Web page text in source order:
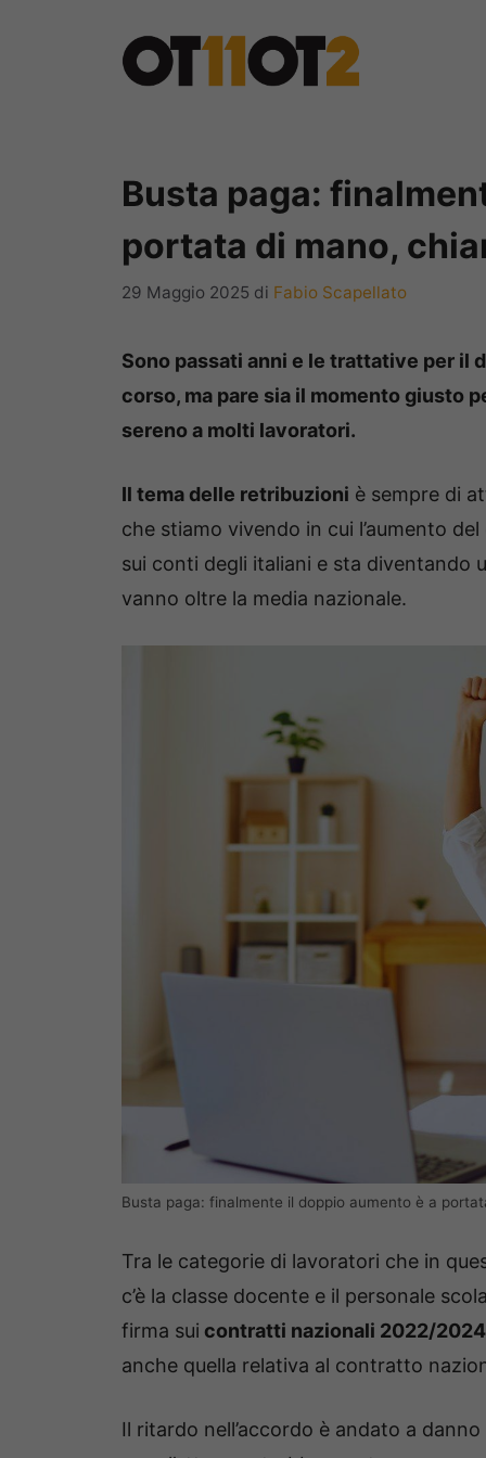
Busta paga:
portata di mano,
29 Maggio 2025 di Fabio Scapellato
Sono passati anni e le trattative per il
corso, ma pare sia il momento giusto
sereno a molti lavoratori.
Il tema delle retribuzioni è sempre di
che stiamo vivendo in cui l’aumento
sui conti degli italiani e sta diventando
vanno oltre la media nazionale.
Busta paga: finalmente il doppio aumento è a
Tra le categorie di lavoratori che in
c’è la classe docente e il personale
firma sui contratti nazionali 2022/2024
anche quella relativa al contratto
Il ritardo nell’accordo è andato a danno